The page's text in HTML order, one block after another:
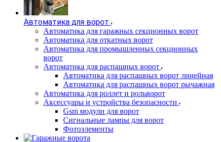
Автоматика для ворот
Автоматика для гаражных секционных ворот
Автоматика для откатных ворот
Автоматика для промышленных секционных
ворот
Автоматика для распашных ворот
Автоматика для распашных ворот линейная
Автоматика для распашных ворот рычажная
Автоматика для роллет и рольворот
Аксессуары и устройства безопасности
Gsm модули для ворот
Сигнальные лампы для ворот
Фотоэлементы